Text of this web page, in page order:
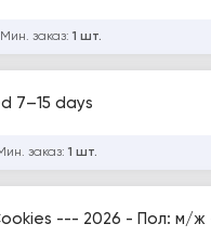
Мин. заказ: 1 шт.
7–15 days
заказ: 1 шт.
--- 2026 - Пол: м/